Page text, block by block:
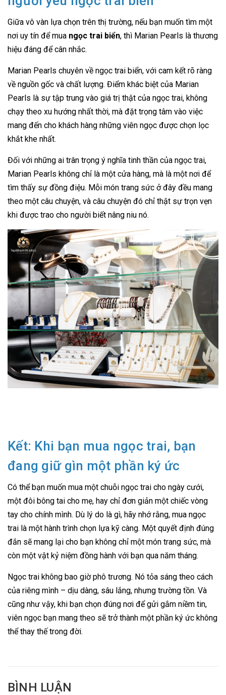
Giữa vô vàn lựa chọn trên thị trường, nếu bạn muốn tìm một
nơi uy tín để mua ngọc trai biển, thì Marian Pearls là thương
hiệu đáng để cân nhắc.
Marian Pearls chuyên về ngọc trai biển, với cam kết rõ ràng
về nguồn gốc và chất lượng. Điểm khác biệt của Marian
Pearls là sự tập trung vào giá trị thật của ngọc trai, không
chạy theo xu hướng nhất thời, mà đặt trọng tâm vào việc
mang đến cho khách hàng những viên ngọc được chọn lọc
khắt khe nhất.
Đối với những ai trân trọng ý nghĩa tinh thần của ngọc trai,
Marian Pearls không chỉ là một cửa hàng, mà là một nơi để
tìm thấy sự đồng điệu. Mỗi món trang sức ở đây đều mang
theo một câu chuyện, và câu chuyện đó chỉ thật sự trọn vẹn
khi được trao cho người biết nâng niu nó.
Kết: Khi bạn mua ngọc trai, bạn
đang giữ gìn một phần ký ức
Có thể bạn muốn mua một chuỗi ngọc trai cho ngày cưới,
một đôi bông tai cho mẹ, hay chỉ đơn giản một chiếc vòng
tay cho chính mình. Dù lý do là gì, hãy nhớ rằng, mua ngọc
trai là một hành trình chọn lựa kỹ càng. Một quyết định đúng
đắn sẽ mang lại cho bạn không chỉ một món trang sức, mà
còn một vật kỷ niệm đồng hành với bạn qua năm tháng.
Ngọc trai không bao giờ phô trương. Nó tỏa sáng theo cách
của riêng mình – dịu dàng, sâu lắng, nhưng trường tồn. Và
cũng như vậy, khi bạn chọn đúng nơi để gửi gắm niềm tin,
viên ngọc bạn mang theo sẽ trở thành một phần ký ức không
thể thay thế trong đời.
BÌNH LUẬN